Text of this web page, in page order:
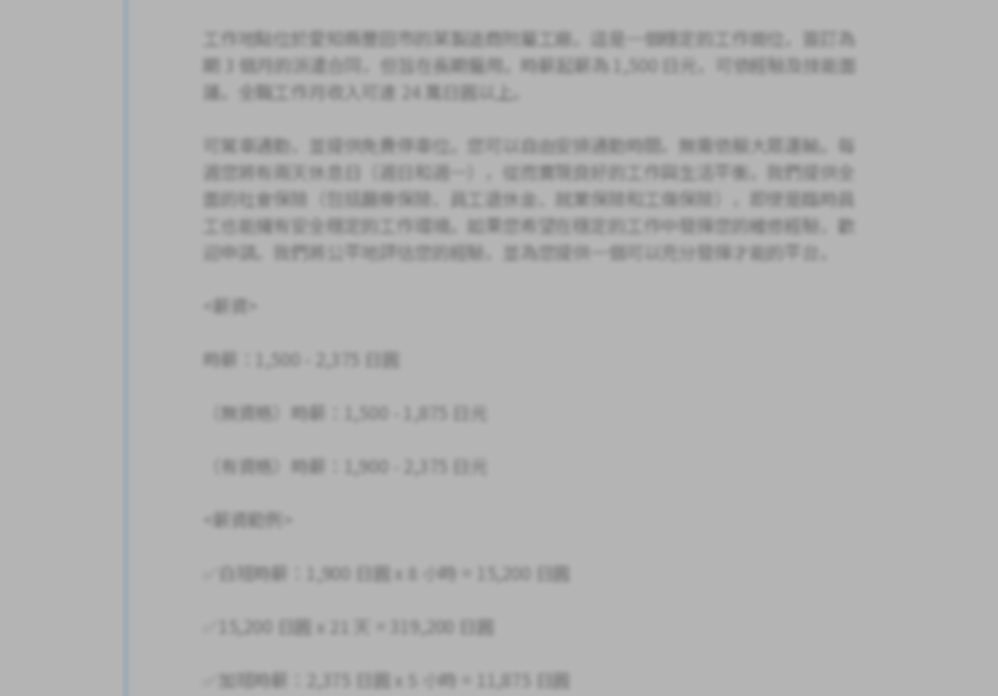
工作地點位於愛知縣豐田市的某製造商附屬工廠。這是一個穩定的工作崗位，簽訂為
期 3 個月的派遣合同，但旨在長期僱用。時薪起薪為 1,500 日元，可依經驗及技能面
議。全職工作月收入可達 24 萬日圓以上。
可駕車通勤，並提供免費停車位。您可以自由安排通勤時間，無需依賴大眾運輸。每
週您將有兩天休息日（週日和週一），從而實現良好的工作與生活平衡。我們提供全
面的社會保險（包括醫療保險、員工退休金、就業保險和工傷保險），即使是臨時員
工也能擁有安全穩定的工作環境。如果您希望在穩定的工作中發揮您的維修經驗，歡
迎申請。我們將公平地評估您的經驗，並為您提供一個可以充分發揮才能的平台。
<薪資>
時薪：1,500 - 2,375 日圓
（無資格）時薪：1,500 - 1,875 日元
（有資格）時薪：1,900 - 2,375 日元
<薪資範例>
✅白班時薪：1,900 日圓 x 8 小時 = 15,200 日圓
✅15,200 日圓 x 21 天 = 319,200 日圓
✅加班時薪：2,375 日圓 x 5 小時 = 11,875 日圓